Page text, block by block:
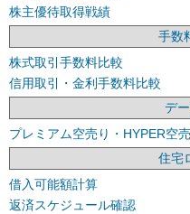
株主優待取得戦績
手数
株式取引手数料比較
信用取引・金利手数料比較
デ
プレミアム空売り・HYPER空
住宅
借入可能額計算
返済スケジュール確認